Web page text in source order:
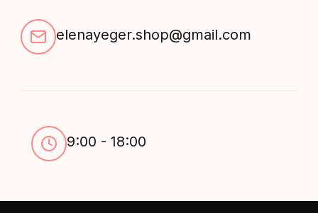
elenayeger.shop@gmail.com
9:00 - 18:00